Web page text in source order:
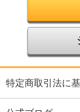
特定商取引法に